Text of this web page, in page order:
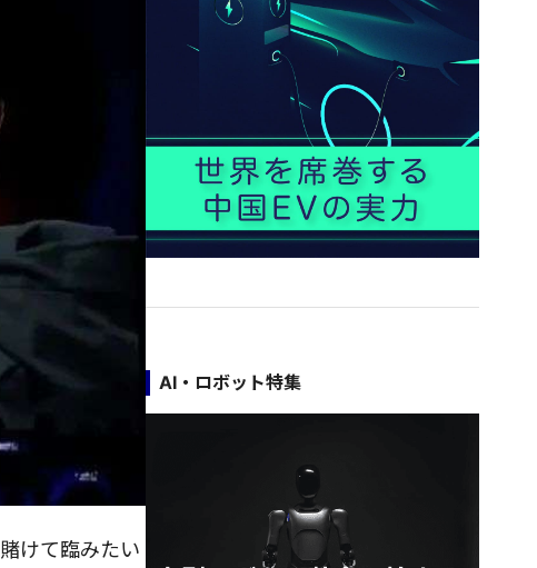
けて臨みたい
AI・ロボット特集